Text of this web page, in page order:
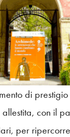
di
allestita, con il
per